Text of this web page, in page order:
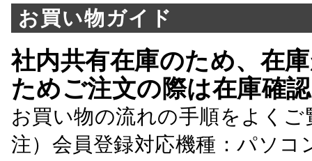
お買い物ガイド
社内共有在庫のため、在
ためご注文の際は在庫確
お買い物の流れの手順をよくご
注）会員登録対応機種：パソ